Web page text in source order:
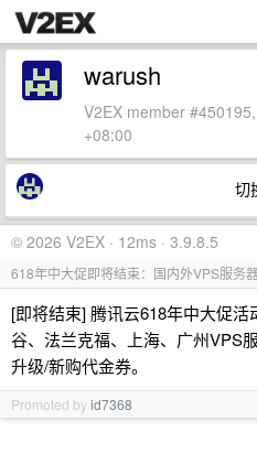
warush
V2EX member
+08:00
切
© 2026 V2EX · 12ms · 3.9.8.5
618年中大促即将结束：国内外VPS服务
[即将结束] 腾讯云618年中大促
谷、法兰克福、上海、广州VPS
升级/新购代金券。
Promoted byid7368